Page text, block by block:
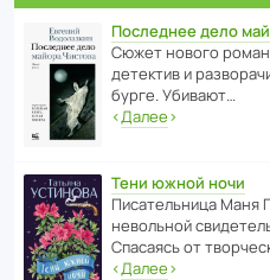
Последнее дело
Сюжет нового
дете­ктив и
бурге. Убивают…
‹Далее›
Тени южной ночи
Писа­тель­ница Маня
невольной
Спасаясь от
‹Далее›